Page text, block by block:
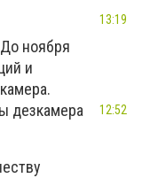
ноября
и
дезкамера
13:19
12:52